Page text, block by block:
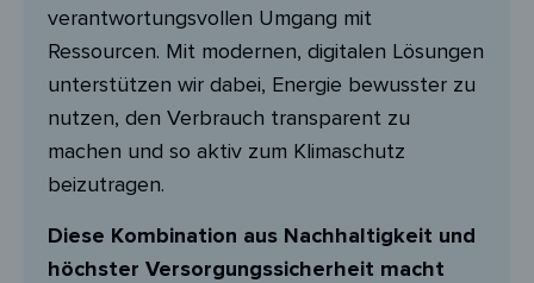
verantwortungsvollen Umgang mit
Ressourcen. Mit modernen, digitalen Lösungen
unterstützen wir dabei, Energie bewusster zu
nutzen, den Verbrauch transparent zu
machen und so aktiv zum Klimaschutz
beizutragen.
Diese Kombination aus Nachhaltigkeit und
höchster Versorgungssicherheit macht